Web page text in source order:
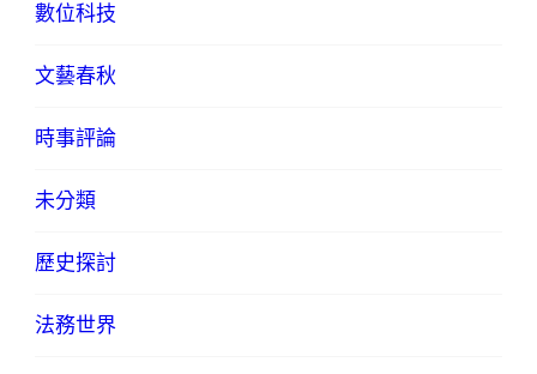
數位科技
文藝春秋
時事評論
未分類
歷史探討
法務世界